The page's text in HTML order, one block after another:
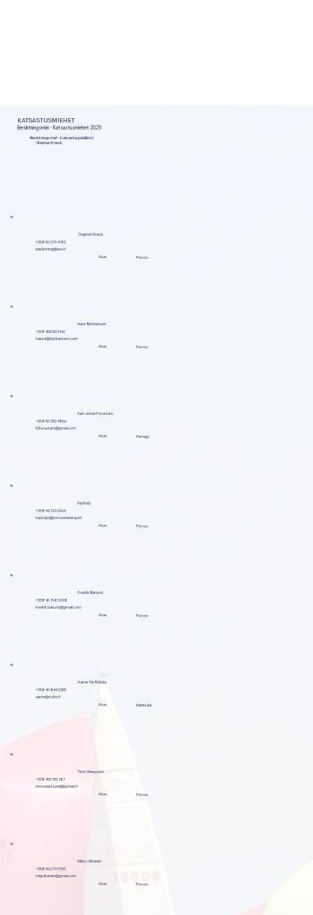
Stephan Kneck
+358 50 379 4180
besiktning@bss.fi
Porvoo
Alue;
Hans Björkestam
+358 400 507442
hasse@bjorkestam.com
Porvoo
Alue;
Karl-Johan Furustam
+358 50 352 4866
Kj.furustam@gmail.com
Pernaja
Alue;
Kaj Kulju
+358 44 723 3264
kaj.kulju@porvoonenergia.fi
Porvoo
Alue;
Fredrik Bärlund
+358 40 768 0098
fredrik.barlund@gmail.com
Porvoo
Alue;
Aarne Ylä-Rotiala
+358 40 844 3355
aarne@culho.fi
Mäntsälä
Alue;
Timo Wesslund
+358 400 150 187
timo.wesslund@pp.inet.fi
Porvoo
Alue;
Mikko Viitanen
+358 44 273 5700
migviitanen@gmail.com
Porvoo
Alue;
KATSASTUSMIEHET
Besiktningsmän - Katsastusmiehet 2025
Stephan Kneck
Besiktningschef - Katsastuspäällikkö: